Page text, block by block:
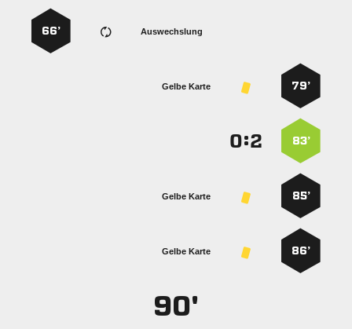
Auswechslung
66’
79’
Gelbe Karte
83’
:
85’
Gelbe Karte
86’
Gelbe Karte
90'